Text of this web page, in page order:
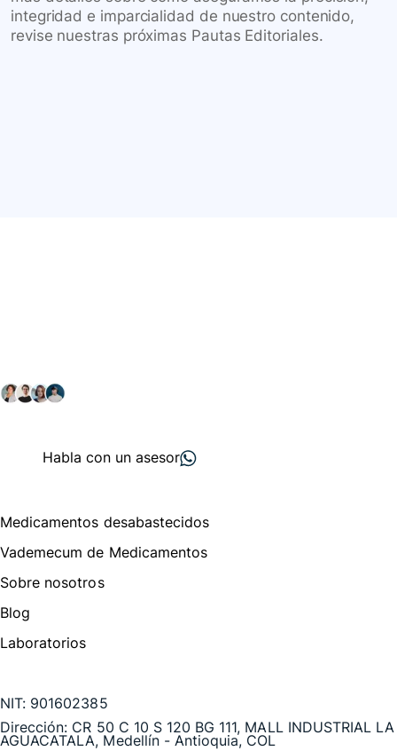
integridad e imparcialidad de nuestro contenido,
revise nuestras próximas Pautas Editoriales.
Habla con un asesor
Medicamentos desabastecidos
Vademecum de Medicamentos
Sobre nosotros
Blog
Laboratorios
NIT: 901602385
Dirección: CR 50 C 10 S 120 BG 111, MALL INDUSTRIAL LA
AGUACATALA, Medellín - Antioquia, COL